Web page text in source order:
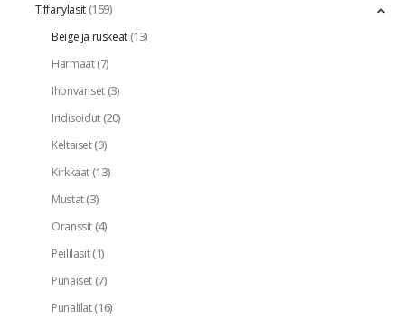
Tiffanylasit(159)
Beige ja ruskeat(13)
Harmaat(7)
Ihonväriset(3)
Iridisoidut(20)
Keltaiset(9)
Kirkkaat(13)
Mustat(3)
Oranssit(4)
Peililasit(1)
Punaiset(7)
Punalilat(16)